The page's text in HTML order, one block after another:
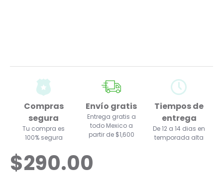
Compras
segura
Tu compra es
100% segura
Envío gratis
Entrega gratis a
todo Mexico a
partir de $1,600
Tiempos de
entrega
De 12 a 14 dias en
temporada alta
$290.00